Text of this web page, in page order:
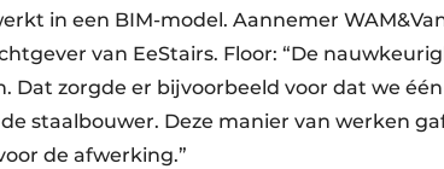
in een BIM-model. Aannemer
van EeStairs. Floor: “De
Dat zorgde er bijvoorbeeld voor dat we
staalbouwer. Deze manier van werken
de afwerking.”